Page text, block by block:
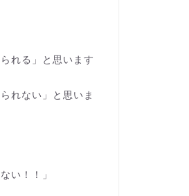
れる」と思います
れない」と思いま
い！！」